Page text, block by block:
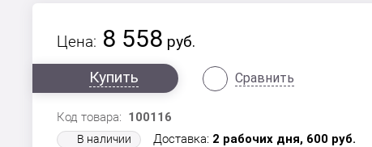
Цена: 8 558 руб.
Купить
Сравнить
Код товара: 100116
В наличии Доставка: 2 рабочих дня, 600 руб.